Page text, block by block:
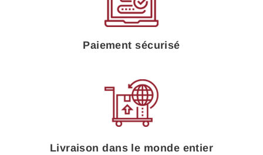
Paiement sécurisé
Livraison dans le monde entier